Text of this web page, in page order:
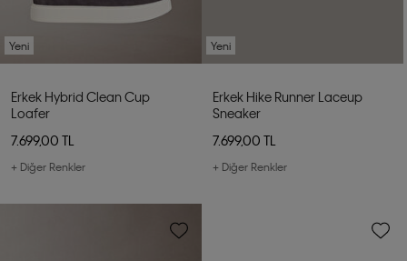
Yeni
Erkek Hybrid Clean Cup
Loafer
7.699,00 TL
+ Diğer Renkler
Yeni
Erkek Hike Runner Laceup
Sneaker
7.699,00 TL
+ Diğer Renkler